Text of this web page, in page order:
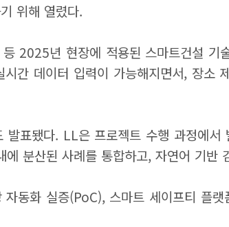
위해 열렸다.
2025년 현장에 적용된 스마트건설 기
간 데이터 입력이 가능해지면서, 장
됐다. LL은 프로젝트 수행 과정에서
분산된 사례를 통합하고, 자연어 기반
동화 실증(PoC), 스마트 세이프티 플